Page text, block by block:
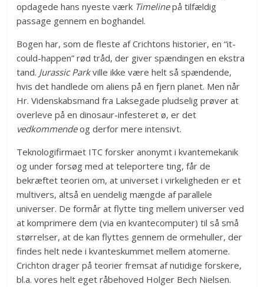
opdagede hans nyeste værk Timelinepå tilfældig
passage gennem en boghandel.
Bogen har, som de fleste af Crichtons historier, en “it-
could-happen” rød tråd, der giver spændingen en ekstra
tand. Jurassic Parkville ikke være helt så spændende,
hvis det handlede om aliens på en fjern planet. Men når
Hr. Videnskabsmand fra Laksegade pludselig prøver at
overleve på en dinosaur-infesteret ø, er det
vedkommendeog derfor mere intensivt.
Teknologifirmaet ITC forsker anonymt i kvantemekanik
og under forsøg med at teleportere ting, får de
bekræftet teorien om, at universet i virkeligheden er et
multivers, altså en uendelig mængde af parallele
universer. De formår at flytte ting mellem universer ved
at komprimere dem (via en kvantecomputer) til så små
størrelser, at de kan flyttes gennem de ormehuller, der
findes helt nede i kvanteskummet mellem atomerne.
Crichton drager på teorier fremsat af nutidige forskere,
bl.a. vores helt eget råbehoved Holger Bech Nielsen.